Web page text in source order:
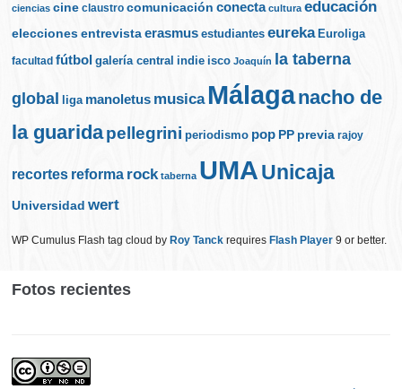
ciencias cine claustro comunicación conecta cultura educación
elecciones entrevista erasmus estudiantes eureka Euroliga
facultad fútbol galería central indie isco Joaquín la taberna
global liga manoletus musica Málaganacho de
la guaridapellegrini periodismo pop PP previa rajoy
recortes reforma rock taberna UMA Unicaja
Universidad wert
WP Cumulus Flash tag cloud by Roy Tanck requires Flash Player 9 or better.
Fotos recientes